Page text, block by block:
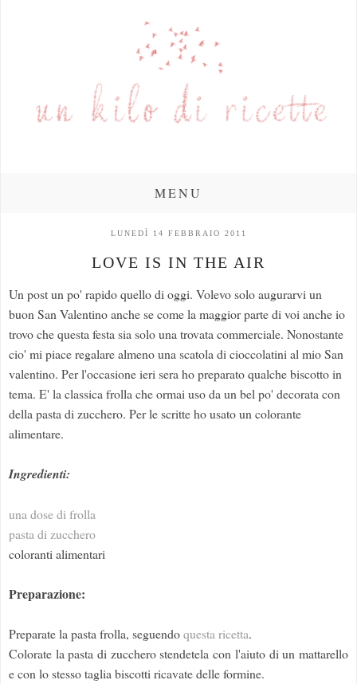
MENU
LUNEDÌ 14 FEBBRAIO 2011
LOVE IS IN THE AIR
Un post un po' rapido quello di oggi. Volevo solo augurarvi un
buon San Valentino anche se come la maggior parte di voi anche io
trovo che questa festa sia solo una trovata commerciale. Nonostante
cio' mi piace regalare almeno una scatola di cioccolatini al mio San
valentino. Per l'occasione ieri sera ho preparato qualche biscotto in
tema. E' la classica frolla che ormai uso da un bel po' decorata con
della pasta di zucchero. Per le scritte ho usato un colorante
alimentare.
Ingredienti:
una dose di frolla
pasta di zucchero
coloranti alimentari
Preparazione:
Preparate la pasta frolla, seguendoquesta ricetta.
Colorate la pasta di zucchero stendetela con l'aiuto di un mattarello
e con lo stesso taglia biscotti ricavate delle formine.